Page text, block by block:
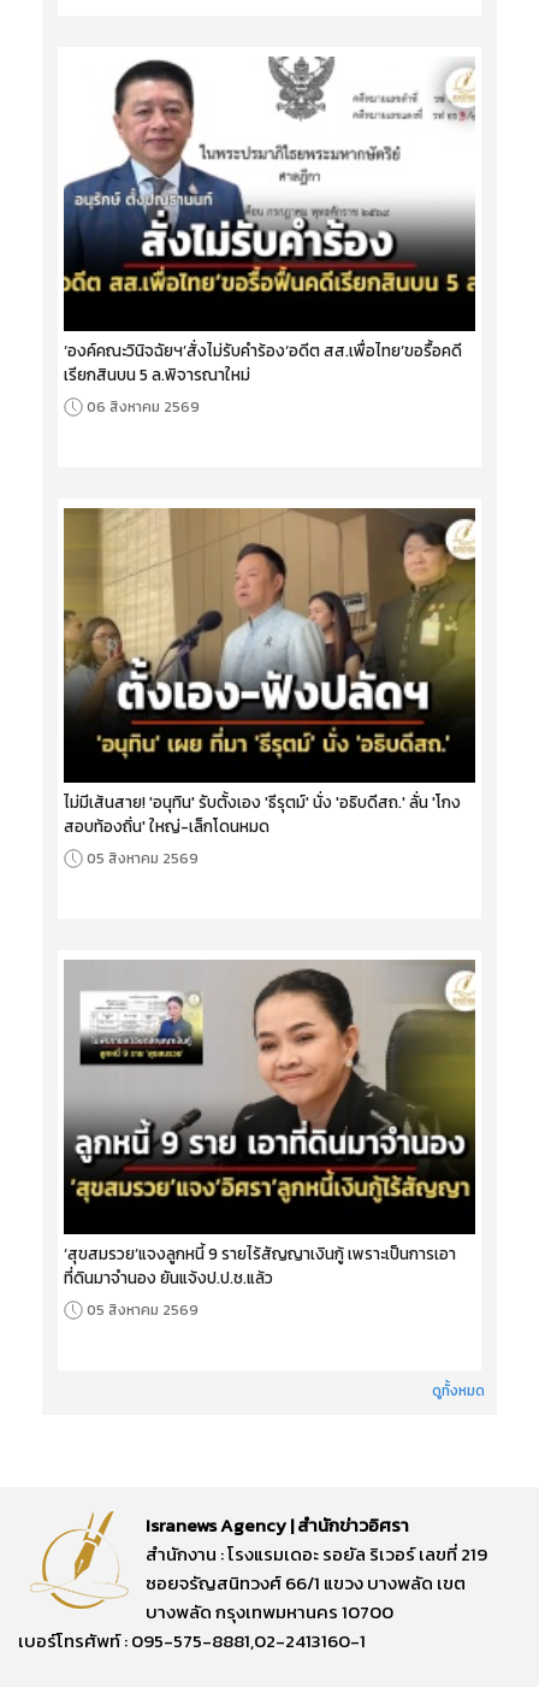
‘องค์คณะวินิจฉัยฯ’สั่งไม่รับคำร้อง‘อดีต สส.เพื่อไทย’ขอรื้อคดี
เรียกสินบน 5 ล.พิจารณาใหม่
06 สิงหาคม 2569
ไม่มีเส้นสาย! 'อนุทิน' รับตั้งเอง 'ธีรุตม์' นั่ง 'อธิบดีสถ.' ลั่น 'โกง
สอบท้องถิ่น' ใหญ่-เล็กโดนหมด
05 สิงหาคม 2569
‘สุขสมรวย’แจงลูกหนี้ 9 รายไร้สัญญาเงินกู้ เพราะเป็นการเอา
ที่ดินมาจำนอง ยันแจ้งป.ป.ช.แล้ว
05 สิงหาคม 2569
ดูทั้งหมด
Isranews Agency | สำนักข่าวอิศรา
สำนักงาน : โรงแรมเดอะ รอยัล ริเวอร์ เลขที่ 219
ซอยจรัญสนิทวงศ์ 66/1 แขวง บางพลัด เขต
บางพลัด กรุงเทพมหานคร 10700
เบอร์โทรศัพท์ : 095-575-8881,02-2413160-1